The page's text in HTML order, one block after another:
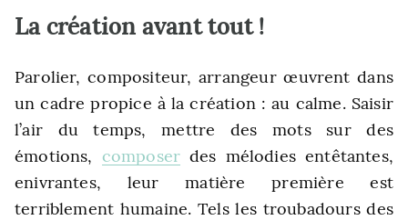
La création avant tout !
Parolier, compositeur, arrangeur œuvrent dans
un cadre propice à la création : au calme. Saisir
l’air du temps, mettre des mots sur des
émotions, composer des mélodies entêtantes,
enivrantes, leur matière première est
terriblement humaine. Tels les troubadours des